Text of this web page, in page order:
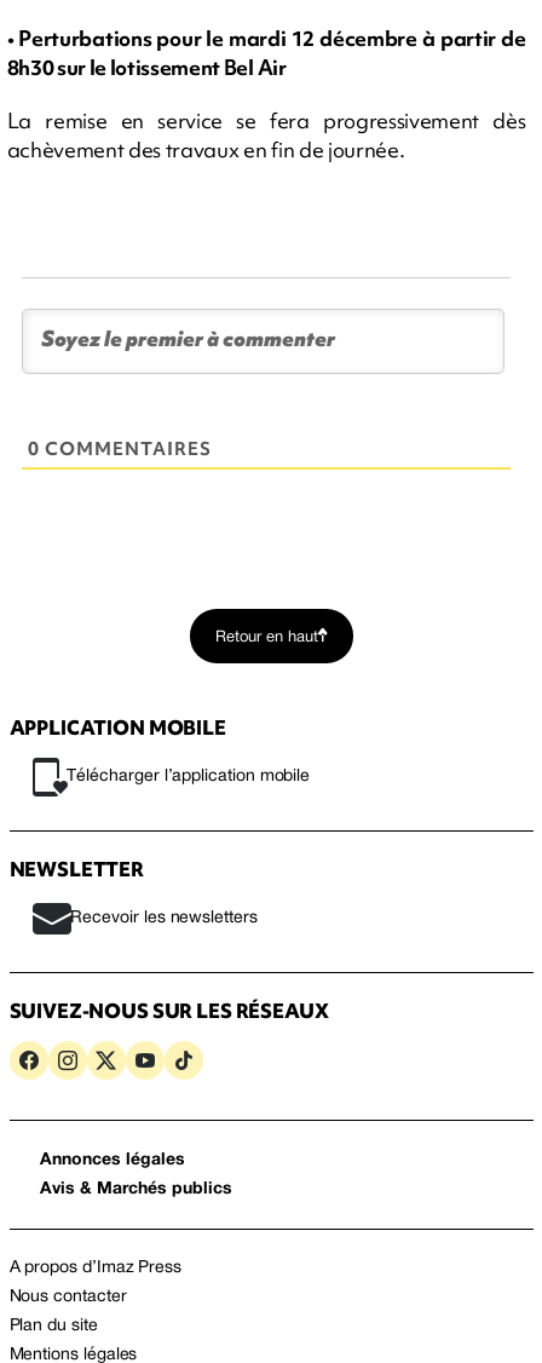
• Perturbations pour le mardi 12 décembre à partir de
8h30 sur le lotissement Bel Air
La remise en service se fera progressivement dès
achèvement des travaux en fin de journée.
0 COMMENTAIRES
Retour en haut
APPLICATION MOBILE
Télécharger l’application mobile
NEWSLETTER
Recevoir les newsletters
SUIVEZ-NOUS SUR LES RÉSEAUX
Annonces légales
Avis & Marchés publics
A propos d’Imaz Press
Nous contacter
Plan du site
Mentions légales